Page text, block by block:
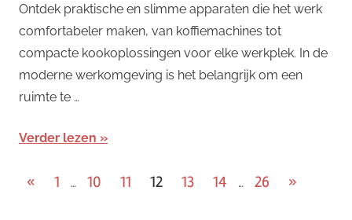
Ontdek praktische en slimme apparaten die het werk
comfortabeler maken, van koffiemachines tot
compacte kookoplossingen voor elke werkplek. In de
moderne werkomgeving is het belangrijk om een
ruimte te …
Verder lezen
Berichten
« Vorige
1 … 10 11 12 13 14 … 26
Volgende
»